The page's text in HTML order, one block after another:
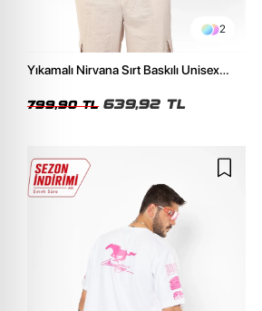
2
Yıkamalı Nirvana Sırt Baskılı Unisex
799,90 TL 639,92 TL